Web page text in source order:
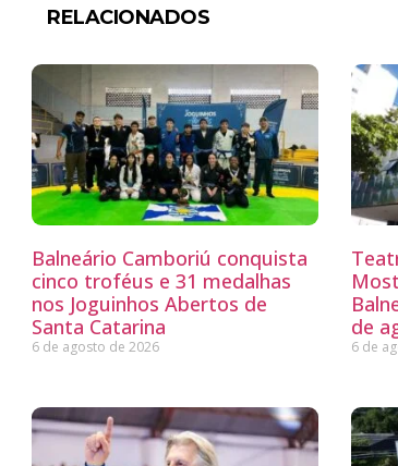
RELACIONADOS
Balneário Camboriú conquista
cinco troféus e 31 medalhas
nos Joguinhos Abertos de
Santa Catarina
6 de agosto de 2026
de
6 de